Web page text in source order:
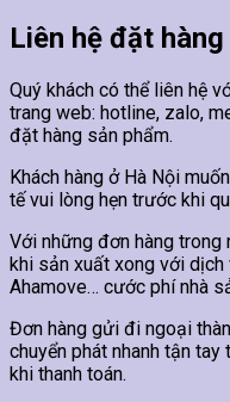
Liên hệ đặt hàng
Quý khách có thể liên hệ
trang web: hotline, zalo,
đặt hàng sản phẩm.
Khách hàng ở Hà Nội
tế vui lòng hẹn trước khi
Với những đơn hàng trong
khi sản xuất xong với dịch
Ahamove… cước phí nhà
Đơn hàng gửi đi ngoại
chuyển phát nhanh tận tay
khi thanh toán.